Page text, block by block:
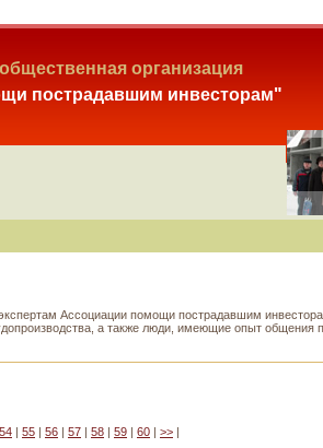
организация
пострадавшим инвесторам"
Ассоциации помощи пострадавшим
а также люди, имеющие опыт
54 | 55 | 56 | 57 | 58 | 59 | 60 | >> |